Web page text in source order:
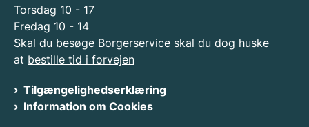
Torsdag 10 - 17
Fredag 10 - 14
Skal du besøge Borgerservice skal du dog huske
at bestille tid i forvejen
Tilgængelighedserklæring
Information om Cookies